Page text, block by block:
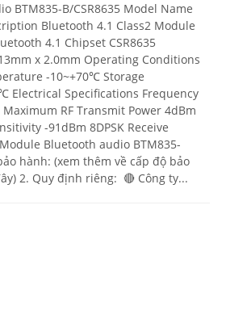
BTM835-B/CSR8635 Model Name
Bluetooth 4.1 Class2 Module
4.1 Chipset CSR8635
x 2.0mm Operating Conditions
-10~+70℃ Storage
Electrical Specifications Frequency
Maximum RF Transmit Power 4dBm
-91dBm 8DPSK Receive
Bluetooth audio BTM835-
hành: (xem thêm về cấp độ bảo
2. Quy định riêng: 🔴 Công ty...